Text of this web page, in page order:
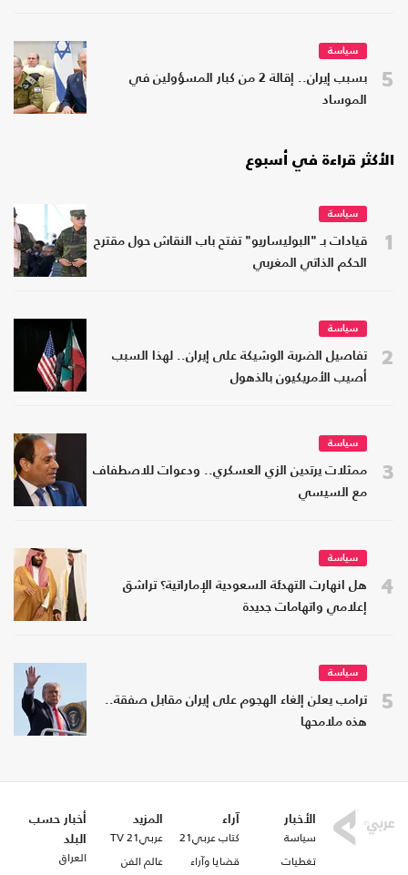
5
سياسة
بسبب إيران.. إقالة 2 من كبار المسؤولين في
الموساد
الأكثر قراءة في أسبوع
1
سياسة
قيادات بـ "البوليساريو" تفتح باب النقاش حول مقترح
الحكم الذاتي المغربي
2
سياسة
تفاصيل الضربة الوشيكة على إيران.. لهذا السبب
أصيب الأمريكيون بالذهول
3
سياسة
ممثلات يرتدين الزي العسكري.. ودعوات للاصطفاف
مع السيسي
4
سياسة
هل انهارت التهدئة السعودية الإماراتية؟ تراشق
إعلامي واتهامات جديدة
5
سياسة
ترامب يعلن إلغاء الهجوم على إيران مقابل صفقة..
هذه ملامحها
الأخبار
سياسة
تغطيات
آراء
كتاب عربي21
قضايا وآراء
المزيد
عربي21 TV
عالم الفن
أخبار حسب
البلد
العراق